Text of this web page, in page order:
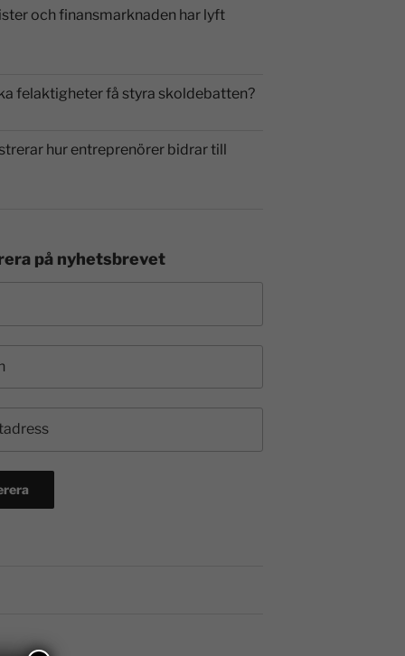
och finansmarknaden har lyft
felaktigheter få styra skoldebatten?
hur entreprenörer bidrar till
på nyhetsbrevet